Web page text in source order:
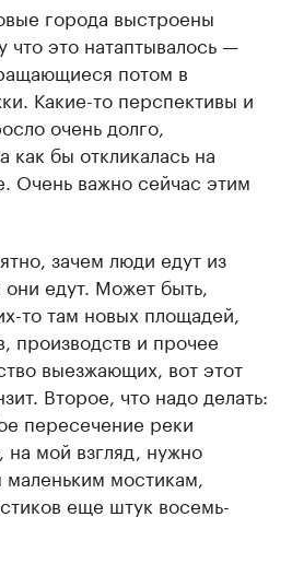
города выстроены
что это натаптывалось —
потом в
Какие-то перспективы и
очень долго,
как бы откликалась на
Очень важно сейчас этим
зачем люди едут из
они едут. Может быть,
то там новых площадей,
производств и прочее
выезжающих, вот этот
Второе, что надо делать:
пересечение реки
на мой взгляд, нужно
маленьким мостикам,
еще штук восемь-